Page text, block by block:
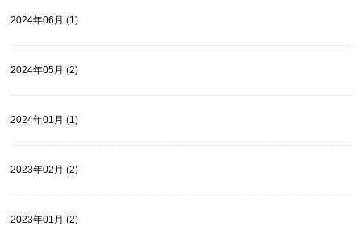
2024年06月 (1)
2024年05月 (2)
2024年01月 (1)
2023年02月 (2)
2023年01月 (2)